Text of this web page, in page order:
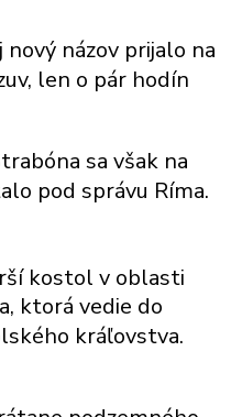
nový názov prijalo na
len o pár hodín
sa však na
pod správu Ríma.
kostol v oblasti
ktorá vedie do
kráľovstva.